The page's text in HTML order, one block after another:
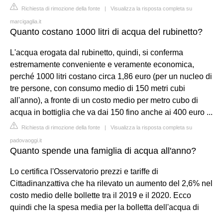
Richiesta di rimozione della fonte | Visualizza la risposta completa su
marcigaglia.it
Quanto costano 1000 litri di acqua del rubinetto?
L'acqua erogata dal rubinetto, quindi, si conferma
estremamente conveniente e veramente economica,
perché 1000 litri costano circa 1,86 euro (per un nucleo di
tre persone, con consumo medio di 150 metri cubi
all'anno), a fronte di un costo medio per metro cubo di
acqua in bottiglia che va dai 150 fino anche ai 400 euro ...
Richiesta di rimozione della fonte | Visualizza la risposta completa su
padovaoggi.it
Quanto spende una famiglia di acqua all'anno?
Lo certifica l'Osservatorio prezzi e tariffe di
Cittadinanzattiva che ha rilevato un aumento del 2,6% nel
costo medio delle bollette tra il 2019 e il 2020. Ecco
quindi che la spesa media per la bolletta dell'acqua di